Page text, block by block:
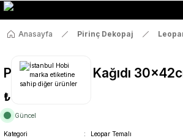
Size Özel "HG10" Koduyla Sepette Hemen
Anasayfa Pirinç Dekopaj
Pirinç Dekopaj Kağıdı
₺36
Güncel
Kategori
Leopar Temalı